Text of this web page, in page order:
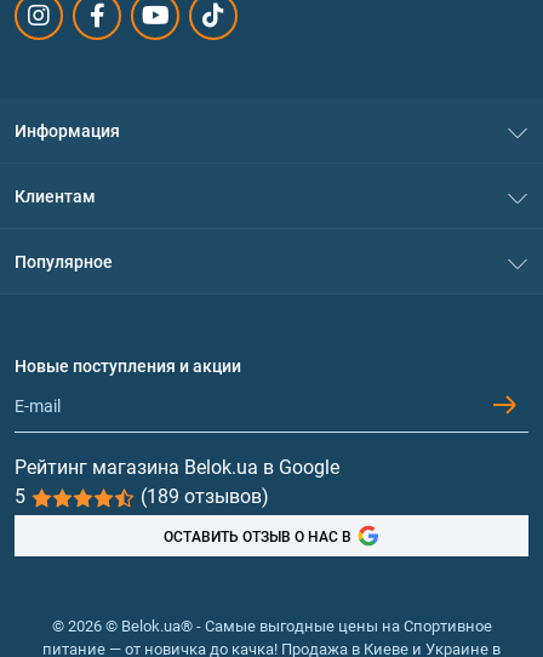
Информация
Политика конфиденциальности
Обмен и возврат
Клиентам
Популярное
Протеин
Гейнеры
Витамины и минералы
Рыбий жир, жирные кислоты
Новые поступления и акции
Рейтинг магазина Belok.ua в Google
5
(189 отзывов)
ОСТАВИТЬ ОТЗЫВ О НАС В
© 2026 © Belok.ua® - Самые выгодные цены на Спортивное
питание — от новичка до качка! Продажа в Киеве и Украине в